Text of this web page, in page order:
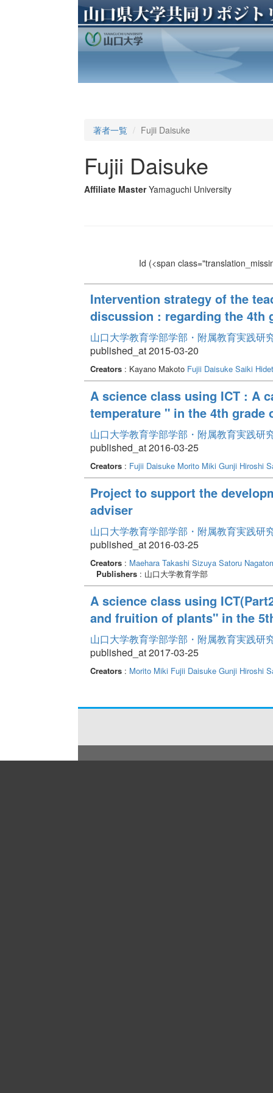
著者一覧 Fujii Daisuke
Fujii Daisuke
Affiliate Master Yamaguchi University
Id (<span
Intervention strategy of the
discussion : regarding the 4th
山口大学教育学部学部・附属教育実践研
published_at 2015-03-20
Creators: Kayano Makoto Fujii Daisuke Saiki
A science class using ICT : A
temperature " in the 4th grade
山口大学教育学部学部・附属教育実践研
published_at 2016-03-25
Creators: Fujii Daisuke Morito Miki Gunji Hiroshi
Project to support the
adviser
山口大学教育学部学部・附属教育実践研
published_at 2016-03-25
Creators: Maehara Takashi Sizuya Satoru
Publishers: 山口大学教育学部
A science class using
and fruition of plants" in the
山口大学教育学部学部・附属教育実践研
published_at 2017-03-25
Creators: Morito Miki Fujii Daisuke Gunji Hiroshi